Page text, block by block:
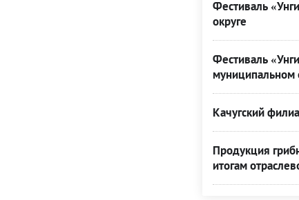
Фестиваль
округе
Фестиваль
муниципальном
Качугский
Продукция
итогам